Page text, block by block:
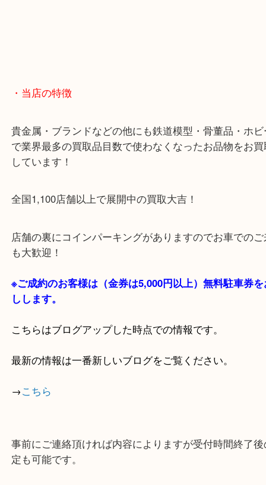
・当店の特徴
貴金属・ブランドなどの他にも鉄道模型・骨董品・
で業界最多の買取品目数で使わなくなったお品物を
全国1,100店舗以上で展開中の買取大吉！
店舗の裏にコインパーキングがありますのでお車で
※ご成約のお客様は（金券は5,000円以上）無料駐車
しします。